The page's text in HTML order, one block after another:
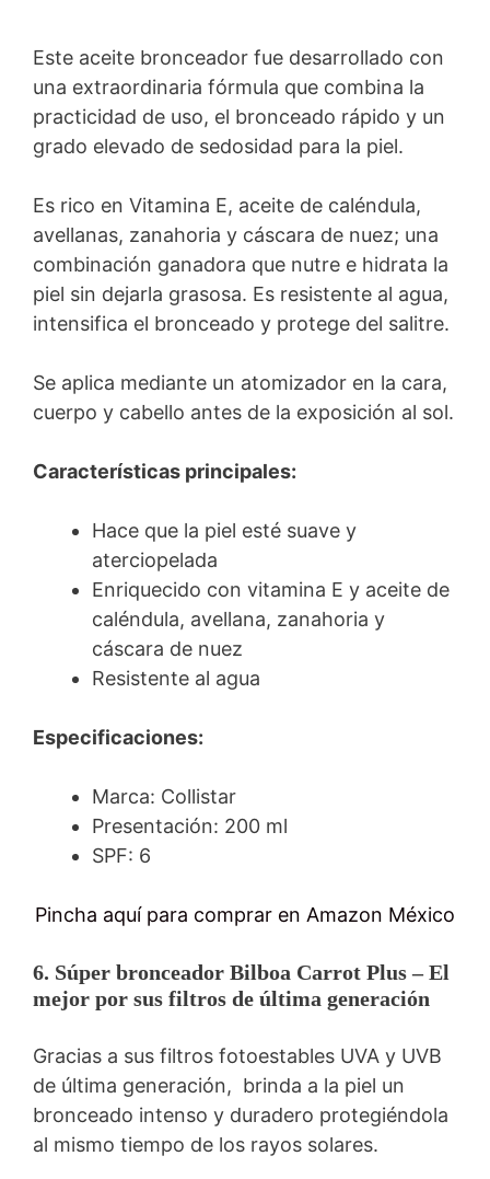
Este aceite bronceador fue desarrollado con
una extraordinaria fórmula que combina la
practicidad de uso, el bronceado rápido y un
grado elevado de sedosidad para la piel.
Es rico en Vitamina E, aceite de caléndula,
avellanas, zanahoria y cáscara de nuez; una
combinación ganadora que nutre e hidrata la
piel sin dejarla grasosa. Es resistente al agua,
intensifica el bronceado y protege del salitre.
Se aplica mediante un atomizador en la cara,
cuerpo y cabello antes de la exposición al sol.
Características principales:
Hace que la piel esté suave y
aterciopelada
Enriquecido con vitamina E y aceite de
caléndula, avellana, zanahoria y
cáscara de nuez
Resistente al agua
Especificaciones:
Marca: Collistar
Presentación: 200 ml
SPF: 6
Pincha aquí para comprar en Amazon México
6. Súper bronceador Bilboa Carrot Plus – El
mejor por sus filtros de última generación
Gracias a sus filtros fotoestables UVA y UVB
de última generación, brinda a la piel un
bronceado intenso y duradero protegiéndola
al mismo tiempo de los rayos solares.